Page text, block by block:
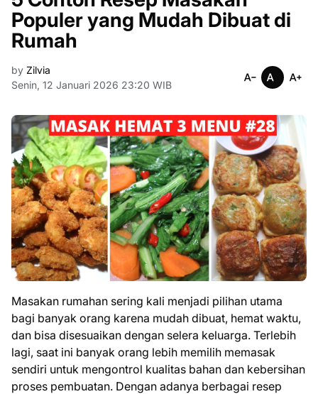
Populer yang Mudah Dibuat di
Rumah
by Zilvia
Senin, 12 Januari 2026 23:20 WIB
Masakan rumahan sering kali menjadi pilihan utama
bagi banyak orang karena mudah dibuat, hemat waktu,
dan bisa disesuaikan dengan selera keluarga. Terlebih
lagi, saat ini banyak orang lebih memilih memasak
sendiri untuk mengontrol kualitas bahan dan kebersihan
proses pembuatan. Dengan adanya berbagai resep